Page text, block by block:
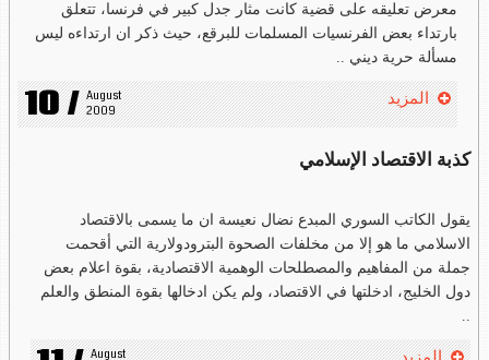
معرض تعليقه على قضية كانت مثار جدل كبير في فرنسا، تتعلق
بارتداء بعض الفرنسيات المسلمات للبرقع، حيث ذكر ان ارتداءه ليس
مسألة حرية ديني ..
10 / August
2009
المزيد
كذبة الاقتصاد الإسلامي
يقول الكاتب السوري المبدع نضال نعيسة ان ما يسمى بالاقتصاد
الاسلامي ما هو إلا من مخلفات الصحوة البترودولارية التي أقحمت
جملة من المفاهيم والمصطلحات الوهمية الاقتصادية، بقوة اعلام بعض
دول الخليج، ادخلتها في الاقتصاد، ولم يكن ادخالها بقوة المنطق والعلم
..
August